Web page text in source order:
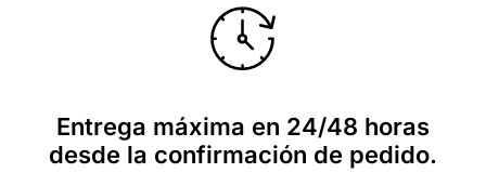
Entrega máxima en 24/48 horas
desde la confirmación de pedido.